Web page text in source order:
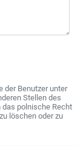
der Benutzer unter
Stellen des
das polnische Recht
löschen oder zu